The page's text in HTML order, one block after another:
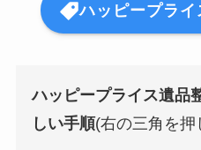
ハッピープラ
ハッピープライス遺品
しい手順(右の三角を押